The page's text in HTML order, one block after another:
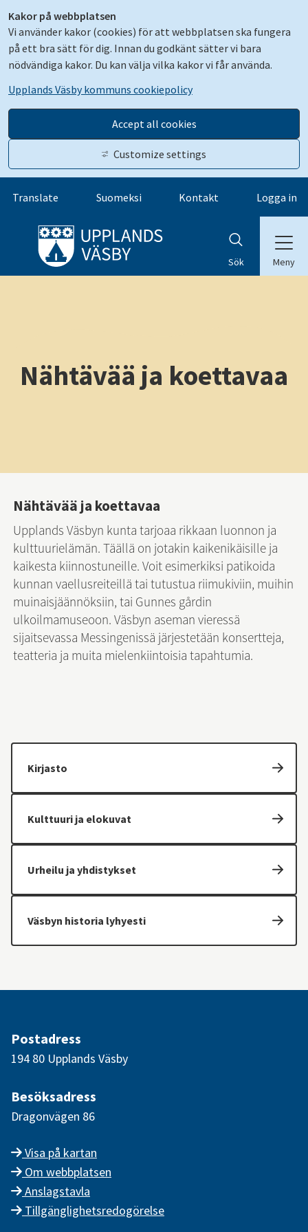
Kakor på webbplatsen
Vi använder kakor (cookies) för att webbplatsen ska fungera
på ett bra sätt för dig. Innan du godkänt sätter vi bara
nödvändiga kakor. Du kan välja vilka kakor vi får använda.
Upplands Väsby kommuns cookiepolicy
Accept all cookies
Customize settings
Gå till innehåll
Translate Suomeksi Kontakt Logga in
Sök Meny
Nähtävää ja koettavaa
Nähtävää ja koettavaa
Upplands Väsbyn kunta tarjoaa rikkaan luonnon ja
kulttuurielämän. Täällä on jotakin kaikenikäisille ja
kaikesta kiinnostuneille. Voit esimerkiksi patikoida
kunnan vaellusreiteillä tai tutustua riimukiviin, muihin
muinaisjäännöksiin, tai Gunnes gårdin
ulkoilmamuseoon. Väsbyn aseman vieressä
sijaitsevassa Messingenissä järjestetään konsertteja,
teatteria ja muita mielenkiintoisia tapahtumia.
Kirjasto
Kulttuuri ja elokuvat
Urheilu ja yhdistykset
Väsbyn historia lyhyesti
Postadress
194 80 Upplands Väsby
Besöksadress
Dragonvägen 86
Visa på kartan
Om webbplatsen
Anslagstavla
Tillgänglighetsredogörelse